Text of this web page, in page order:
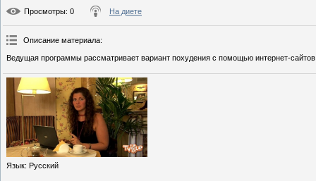
Просмотры: 0 На диете
Описание материала:
Ведущая программы рассматривает вариант похудения с помощью интернет-
Язык: Русский